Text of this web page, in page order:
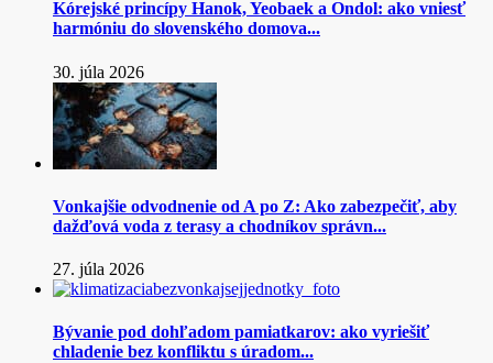
Kórejské princípy Hanok, Yeobaek a Ondol: ako vniesť
harmóniu do slovenského domova...
30. júla 2026
Vonkajšie odvodnenie od A po Z: Ako zabezpečiť, aby
dažďová voda z terasy a chodníkov správn...
27. júla 2026
Bývanie pod dohľadom pamiatkarov: ako vyriešiť
chladenie bez konfliktu s úradom...